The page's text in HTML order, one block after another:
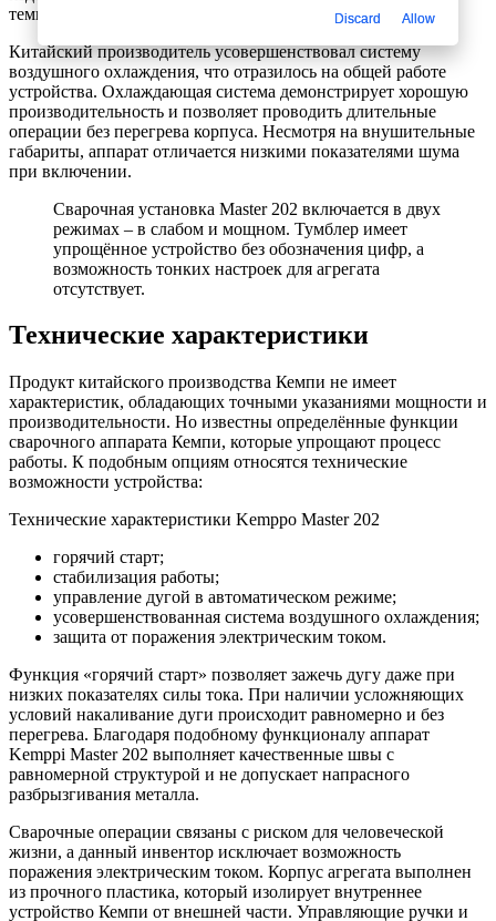
температуры.
Китайский производитель усовершенствовал систему
воздушного охлаждения, что отразилось на общей работе
устройства. Охлаждающая система демонстрирует хорошую
производительность и позволяет проводить длительные
операции без перегрева корпуса. Несмотря на внушительные
габариты, аппарат отличается низкими показателями шума
при включении.
Сварочная установка Master 202 включается в двух
режимах – в слабом и мощном. Тумблер имеет
упрощённое устройство без обозначения цифр, а
возможность тонких настроек для агрегата
отсутствует.
Технические характеристики
Продукт китайского производства Кемпи не имеет
характеристик, обладающих точными указаниями мощности и
производительности. Но известны определённые функции
сварочного аппарата Кемпи, которые упрощают процесс
работы. К подобным опциям относятся технические
возможности устройства:
Технические характеристики Kemppo Master 202
горячий старт;
стабилизация работы;
управление дугой в автоматическом режиме;
усовершенствованная система воздушного охлаждения;
защита от поражения электрическим током.
Функция «горячий старт» позволяет зажечь дугу даже при
низких показателях силы тока. При наличии усложняющих
условий накаливание дуги происходит равномерно и без
перегрева. Благодаря подобному функционалу аппарат
Kemppi Master 202 выполняет качественные швы с
равномерной структурой и не допускает напрасного
разбрызгивания металла.
Сварочные операции связаны с риском для человеческой
жизни, а данный инвентор исключает возможность
поражения электрическим током. Корпус агрегата выполнен
из прочного пластика, который изолирует внутреннее
устройство Кемпи от внешней части. Управляющие ручки и
Discard Allow